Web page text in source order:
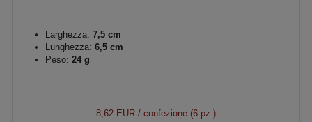
Larghezza: 7,5 cm
Lunghezza: 6,5 cm
Peso: 24 g
8,62 EUR / confezione (6 pz.)